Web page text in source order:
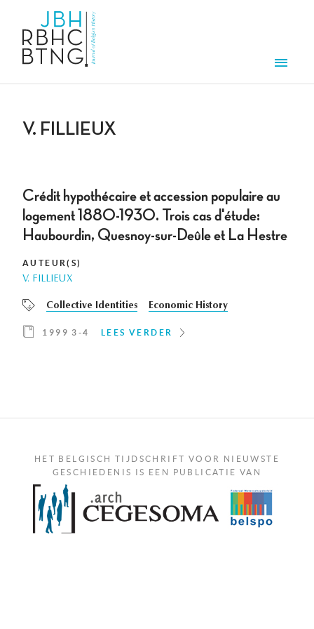
V. FILLIEUX
Crédit hypothécaire et accession populaire au
logement 1880-1930. Trois cas d'étude:
Haubourdin, Quesnoy-sur-Deûle et La Hestre
AUTEUR(S)
V. FILLIEUX
Collective Identities Economic History
1999 3-4 LEES VERDER
HET BELGISCH TIJDSCHRIFT VOOR NIEUWSTE
GESCHIEDENIS IS EEN PUBLICATIE VAN